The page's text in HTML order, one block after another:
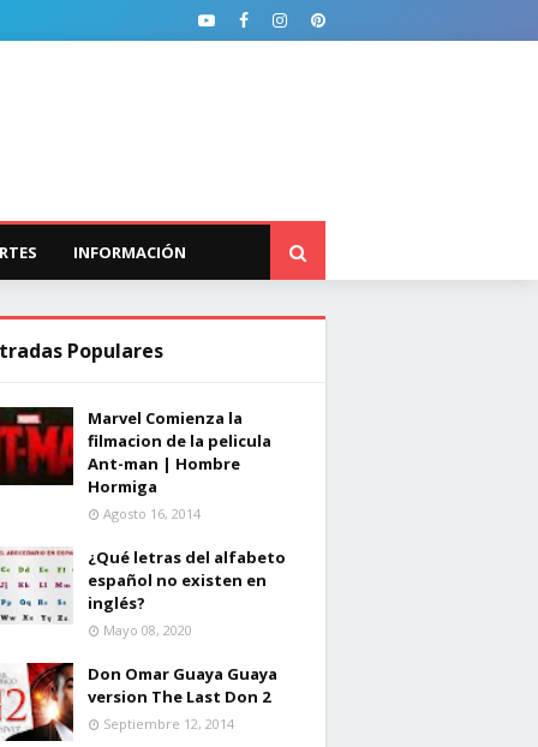
INFORMACIÓN
Populares
Marvel Comienza la
filmacion de la pelicula
Ant-man | Hombre
Hormiga
Agosto 16, 2014
¿Qué letras del alfabeto
español no existen en
inglés?
Mayo 08, 2020
Don Omar Guaya Guaya
version The Last Don 2
Septiembre 12, 2014